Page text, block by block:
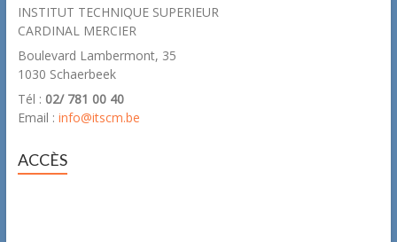
INSTITUT TECHNIQUE SUPERIEUR
CARDINAL MERCIER
Boulevard Lambermont, 35
1030 Schaerbeek
Tél : 02/ 781 00 40
Email : info@itscm.be
ACCÈS